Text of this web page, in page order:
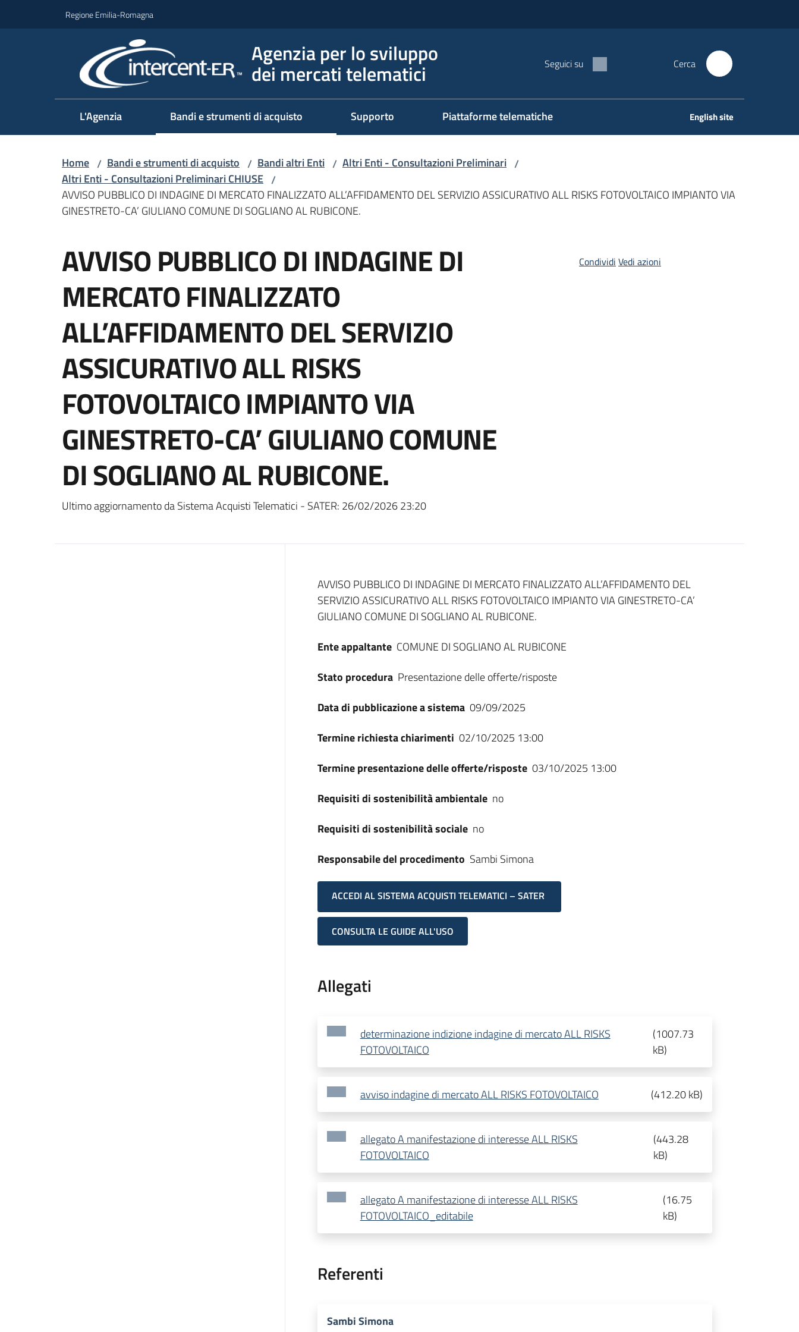
Regione Emilia-Romagna
Agenzia per lo sviluppo
dei mercati telematici Seguici su Cerca
L'Agenzia Bandi e strumenti di acquisto Supporto Piattaforme telematiche English site
Home / Bandi e strumenti di acquisto / Bandi altri Enti / Altri Enti - Consultazioni Preliminari /
Altri Enti - Consultazioni Preliminari CHIUSE /
AVVISO PUBBLICO DI INDAGINE DI MERCATO FINALIZZATO ALL’AFFIDAMENTO DEL SERVIZIO ASSICURATIVO ALL RISKS FOTOVOLTAICO IMPIANTO VIA
GINESTRETO-CA’ GIULIANO COMUNE DI SOGLIANO AL RUBICONE.
AVVISO PUBBLICO DI INDAGINE DI
MERCATO FINALIZZATO
ALL’AFFIDAMENTO DEL SERVIZIO
ASSICURATIVO ALL RISKS
FOTOVOLTAICO IMPIANTO VIA
GINESTRETO-CA’ GIULIANO COMUNE
DI SOGLIANO AL RUBICONE.
Ultimo aggiornamento da Sistema Acquisti Telematici - SATER: 26/02/2026 23:20
Condividi Vedi azioni
Dati del bando
AVVISO PUBBLICO DI INDAGINE DI MERCATO FINALIZZATO ALL’AFFIDAMENTO DEL
SERVIZIO ASSICURATIVO ALL RISKS FOTOVOLTAICO IMPIANTO VIA GINESTRETO-CA’
GIULIANO COMUNE DI SOGLIANO AL RUBICONE.
Ente appaltante COMUNE DI SOGLIANO AL RUBICONE
Stato procedura Presentazione delle offerte/risposte
Data di pubblicazione a sistema 09/09/2025
Termine richiesta chiarimenti 02/10/2025 13:00
Termine presentazione delle offerte/risposte 03/10/2025 13:00
Requisiti di sostenibilità ambientale no
Requisiti di sostenibilità sociale no
Responsabile del procedimento Sambi Simona
ACCEDI AL SISTEMA ACQUISTI TELEMATICI – SATER
CONSULTA LE GUIDE ALL'USO
Allegati
determinazione indizione indagine di mercato ALL RISKS
FOTOVOLTAICO
(1007.73
kB)
avviso indagine di mercato ALL RISKS FOTOVOLTAICO (412.20 kB)
allegato A manifestazione di interesse ALL RISKS
FOTOVOLTAICO
(443.28
kB)
allegato A manifestazione di interesse ALL RISKS
FOTOVOLTAICO_editabile
(16.75
kB)
Referenti
Sambi Simona